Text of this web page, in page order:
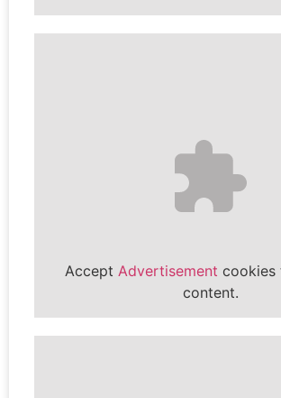
Accept Advertisement cookies
content.